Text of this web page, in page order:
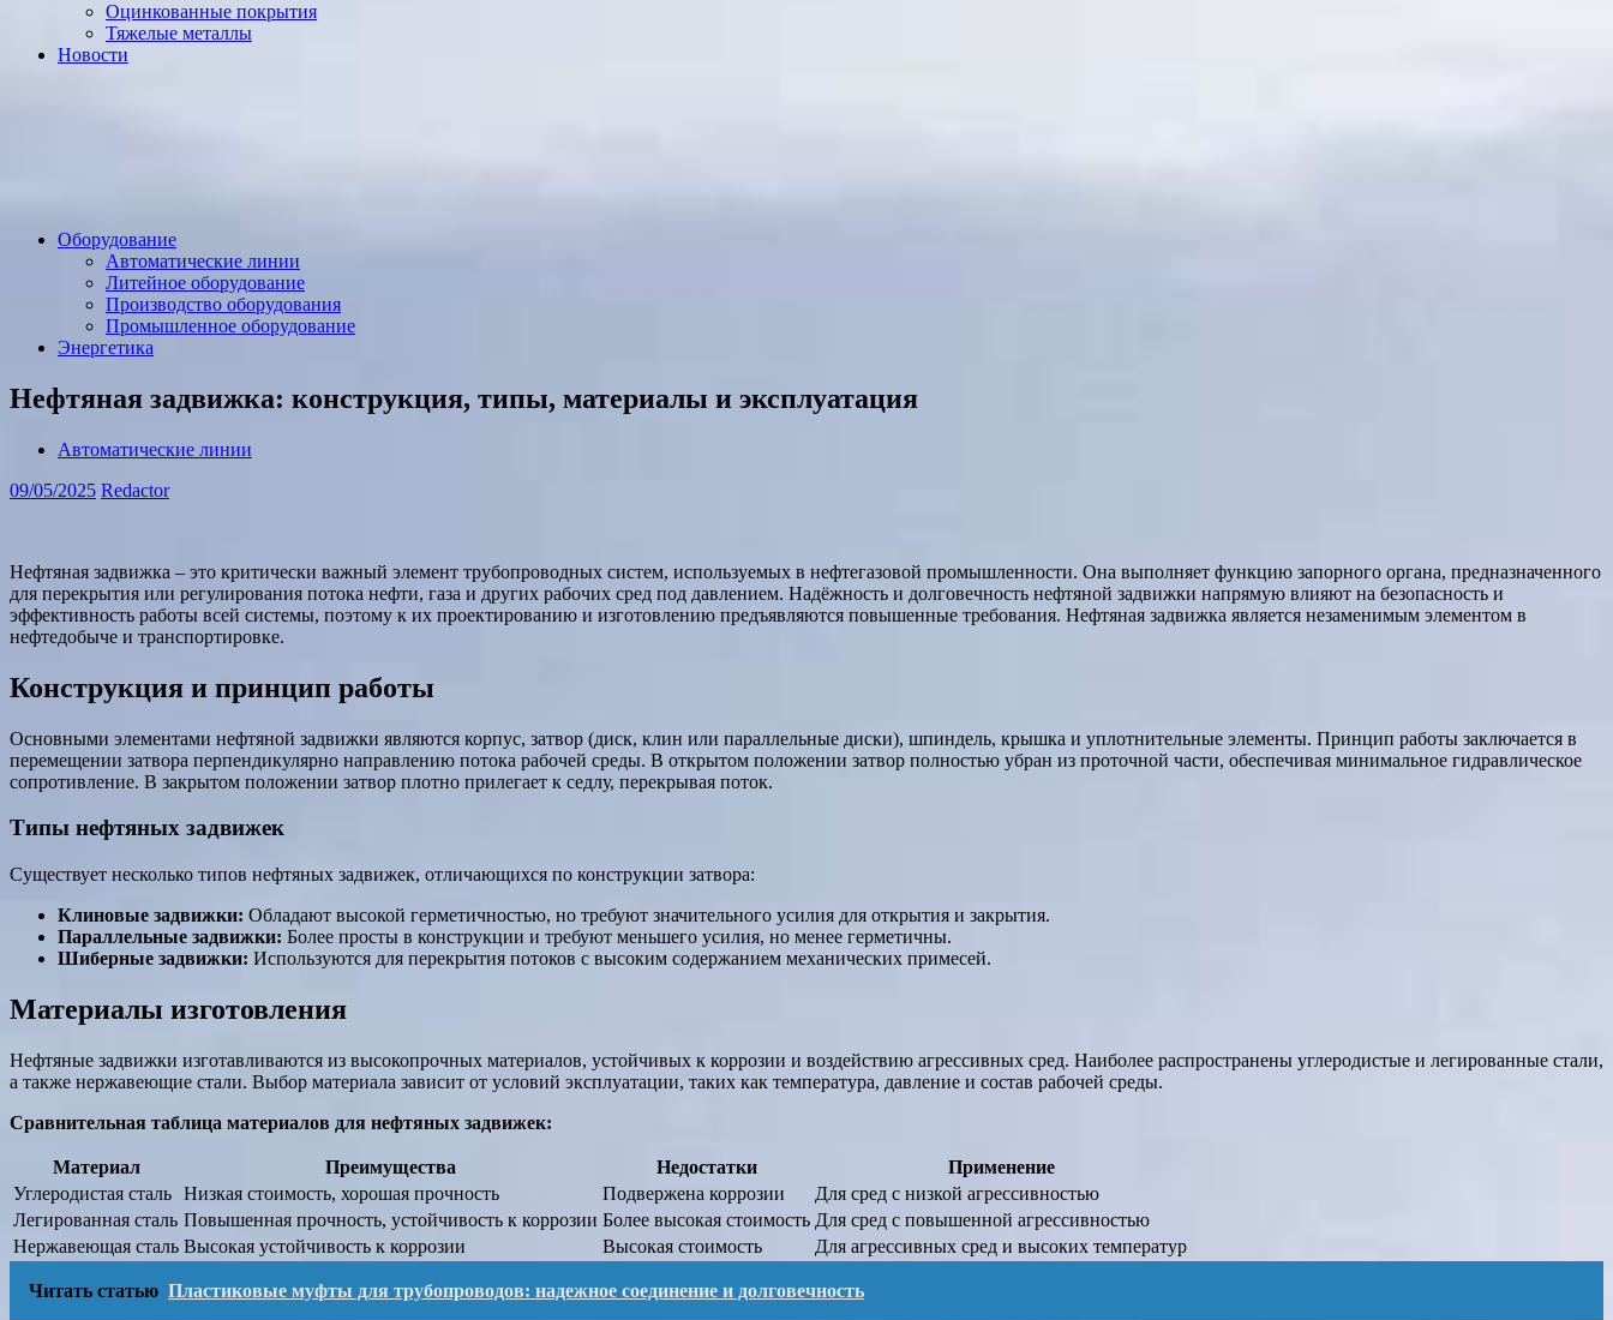
Оцинкованные покрытия
Тяжелые металлы
Новости
Оборудование
Автоматические линии
Литейное оборудование
Производство оборудования
Промышленное оборудование
Энергетика
Нефтяная задвижка: конструкция, типы, материалы и эксплуатация
Автоматические линии
09/05/2025 Redactor
Нефтяная задвижка – это критически важный элемент трубопроводных систем, используемых в нефтегазовой промышленности. Она выполняет функцию запорного органа, предназначенного
для перекрытия или регулирования потока нефти, газа и других рабочих сред под давлением. Надёжность и долговечность нефтяной задвижки напрямую влияют на безопасность и
эффективность работы всей системы, поэтому к их проектированию и изготовлению предъявляются повышенные требования. Нефтяная задвижка является незаменимым элементом в
нефтедобыче и транспортировке.
Конструкция и принцип работы
Основными элементами нефтяной задвижки являются корпус, затвор (диск, клин или параллельные диски), шпиндель, крышка и уплотнительные элементы. Принцип работы заключается в
перемещении затвора перпендикулярно направлению потока рабочей среды. В открытом положении затвор полностью убран из проточной части, обеспечивая минимальное гидравлическое
сопротивление. В закрытом положении затвор плотно прилегает к седлу, перекрывая поток.
Типы нефтяных задвижек
Существует несколько типов нефтяных задвижек, отличающихся по конструкции затвора:
Клиновые задвижки: Обладают высокой герметичностью, но требуют значительного усилия для открытия и закрытия.
Параллельные задвижки: Более просты в конструкции и требуют меньшего усилия, но менее герметичны.
Шиберные задвижки: Используются для перекрытия потоков с высоким содержанием механических примесей.
Материалы изготовления
Нефтяные задвижки изготавливаются из высокопрочных материалов, устойчивых к коррозии и воздействию агрессивных сред. Наиболее распространены углеродистые и легированные стали,
а также нержавеющие стали. Выбор материала зависит от условий эксплуатации, таких как температура, давление и состав рабочей среды.
Сравнительная таблица материалов для нефтяных задвижек:
Материал Преимущества Недостатки
Применение
Углеродистая сталь Низкая стоимость, хорошая прочность Подвержена коррозии
Для сред с низкой агрессивностью
Легированная сталь Повышенная прочность, устойчивость к коррозии Более высокая стоимость Для сред с повышенной агрессивностью
Нержавеющая сталь Высокая устойчивость к коррозии Высокая стоимость Для агрессивных сред и высоких температур
Читать статью Пластиковые муфты для трубопроводов: надежное соединение и долговечность